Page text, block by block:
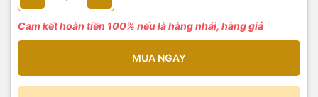
Cam kết hoàn tiền 100% nếu là hàng nhái, hàng giả
MUA NGAY